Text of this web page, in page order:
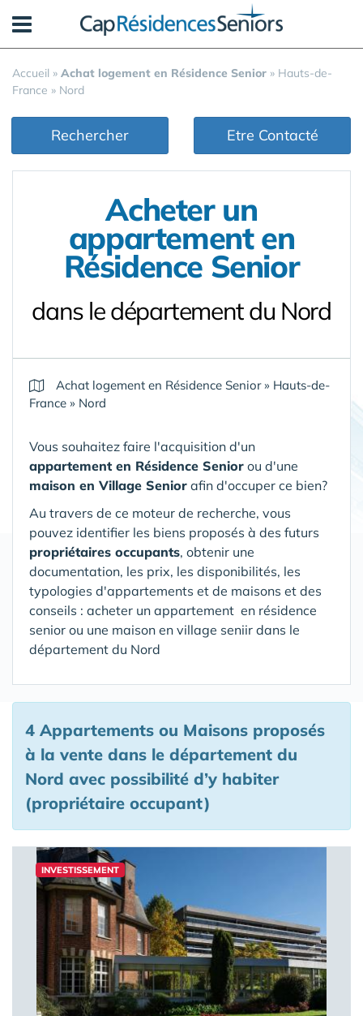
Accueil » Achat logement en Résidence Senior » Hauts-de-
France » Nord
Rechercher Etre Contacté
Acheter un
appartement en
Résidence Senior
dans le département du Nord
Achat logement en Résidence Senior» Hauts-de-
France » Nord
Vous souhaitez faire l'acquisition d'un
appartement en Résidence Senior ou d'une
maison en Village Senior afin d'occuper ce bien?
Au travers de ce moteur de recherche, vous
pouvez identifier les biens proposés à des futurs
propriétaires occupants, obtenir une
documentation, les prix, les disponibilités, les
typologies d'appartements et de maisons et des
conseils : acheter un appartement en résidence
senior ou une maison en village seniir dans le
département du Nord
4 Appartements ou Maisons proposés
à la vente dans le département du
Nord avec possibilité d’y habiter
(propriétaire occupant)
INVESTISSEMENT